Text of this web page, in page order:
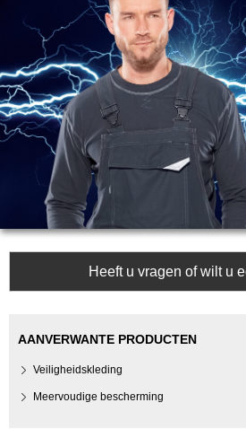
Heeft u vragen of wilt u
AANVERWANTE PRODUCTEN
Veiligheidskleding
Meervoudige bescherming